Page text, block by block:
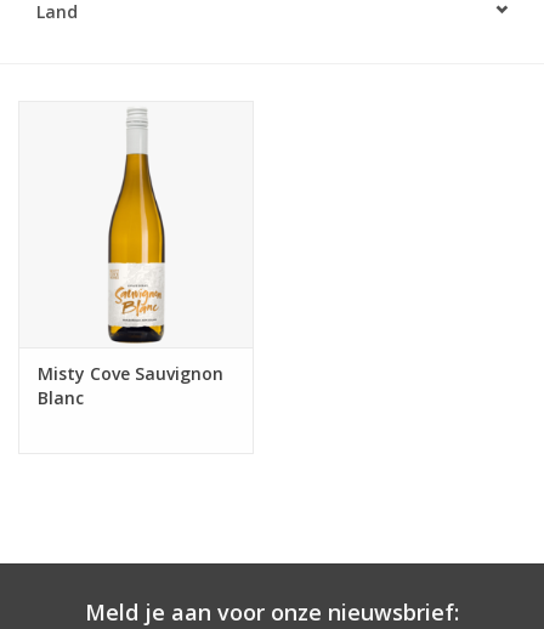
Land
Misty Cove Sauvignon
Blanc
Meld je aan voor onze nieuwsbrief: